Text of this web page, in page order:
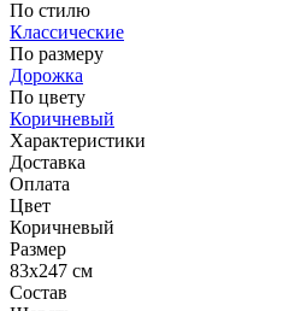
По стилю
Классические
По размеру
Дорожка
По цвету
Коричневый
Характеристики
Доставка
Оплата
Цвет
Коричневый
Размер
83x247 см
Состав